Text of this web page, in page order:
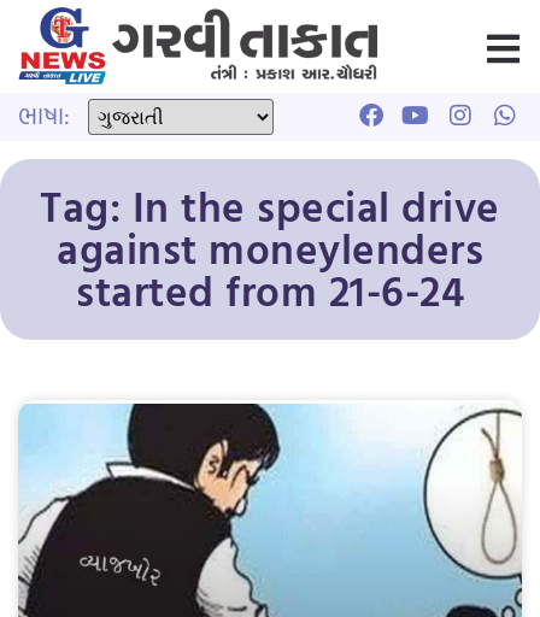
ભાષા:
Tag: In the special drive
against moneylenders
started from 21-6-24